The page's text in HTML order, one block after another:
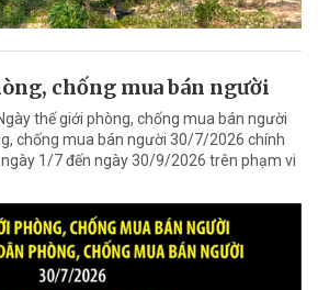
chống mua bán người
thế giới phòng, chống mua bán người
chống mua bán người 30/7/2026 chính
1/7 đến ngày 30/9/2026 trên phạm vi